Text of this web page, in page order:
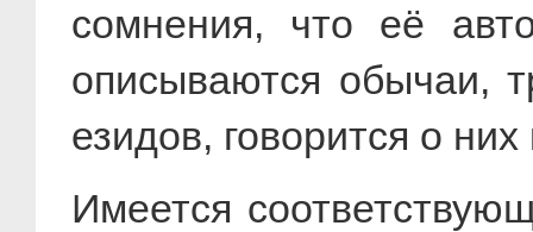
сомнения, что её
описываются обычаи,
езидов, говорится о
Имеется